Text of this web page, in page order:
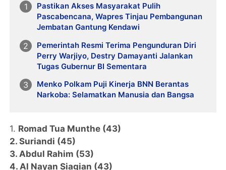
Pastikan Akses Masyarakat Pulih
Pascabencana, Wapres Tinjau Pembangunan
Jembatan Gantung Kendawi
Pemerintah Resmi Terima Pengunduran Diri
Perry Warjiyo, Destry Damayanti Jalankan
Tugas Gubernur BI Sementara
Menko Polkam Puji Kinerja BNN Berantas
Narkoba: Selamatkan Manusia dan Bangsa
1. Romad Tua Munthe (43)
2. Suriandi (45)
3. Abdul Rahim (53)
4. Al Nayan Siagian (43)